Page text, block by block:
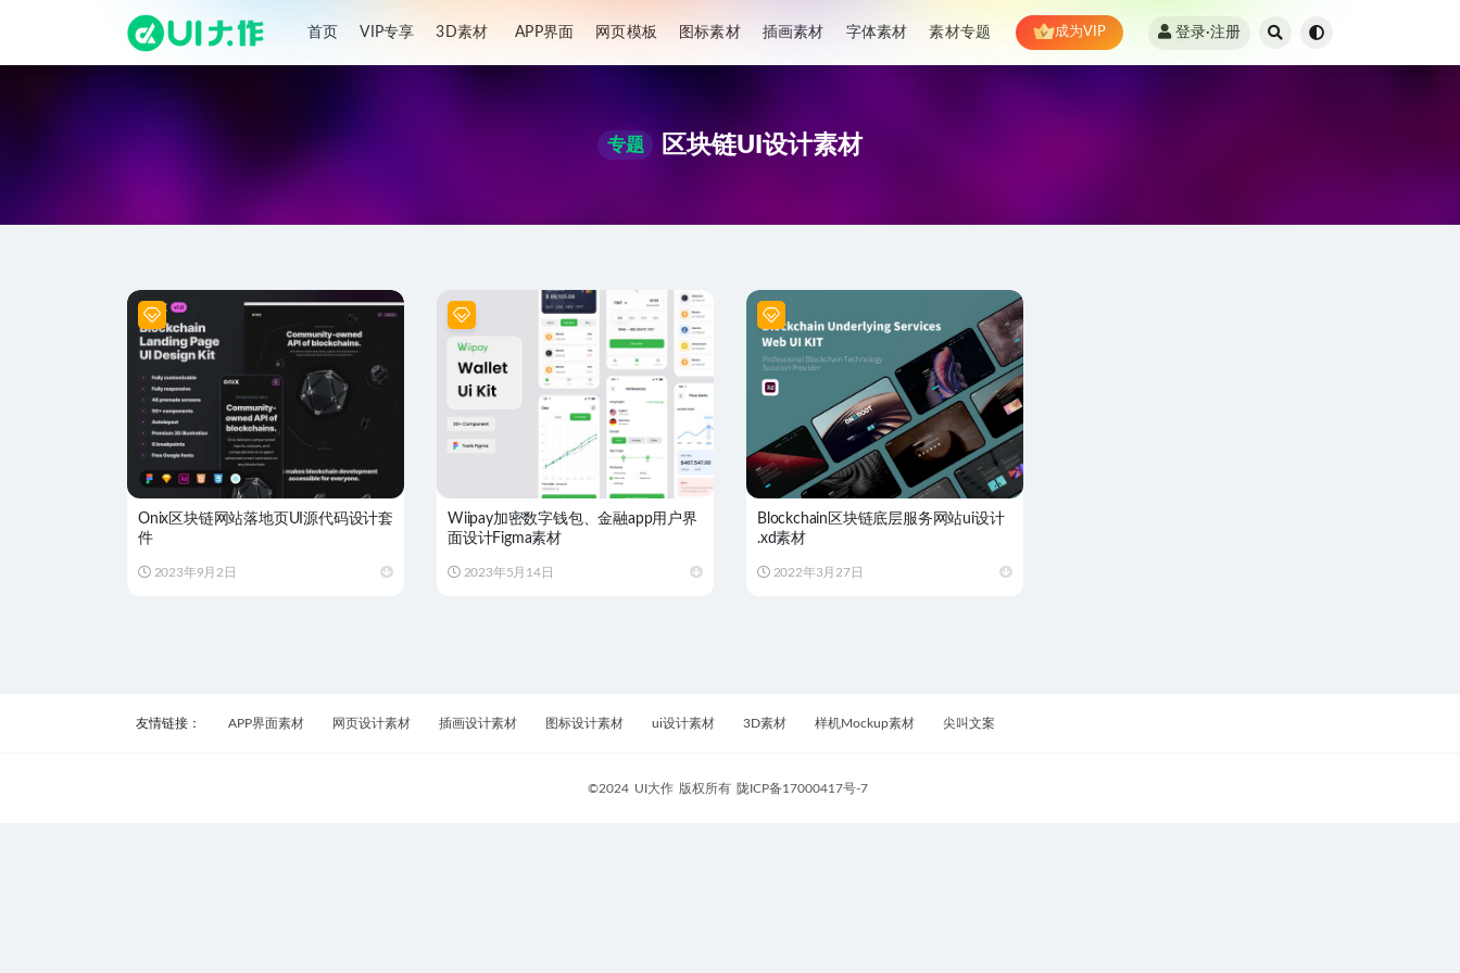
首页 VIP专享 3D素材 APP界面 网页模板 图标素材 插画素材 字体素材 素材专题 成为VIP 登录·注册
专题 区块链UI设计素材
Onix区块链网站落地页UI源代码设计套
件
2023年9月2日
Wiipay加密数字钱包、金融app用户界
面设计Figma素材
2023年5月14日
Blockchain区块链底层服务网站ui设计
.xd素材
2022年3月27日
友情链接： APP界面素材 网页设计素材 插画设计素材 图标设计素材 ui设计素材 3D素材 样机Mockup素材 尖叫文案
©2024 UI大作 版权所有 陇ICP备17000417号-7